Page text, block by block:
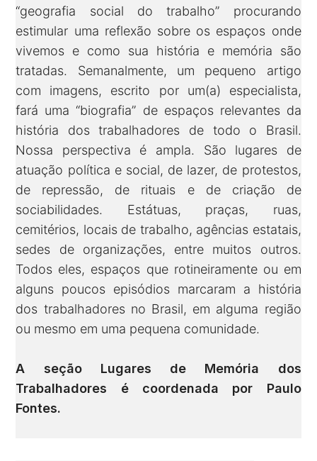
“geografia social do trabalho” procurando
estimular uma reflexão sobre os espaços onde
vivemos e como sua história e memória são
tratadas. Semanalmente, um pequeno artigo
com imagens, escrito por um(a) especialista,
fará uma “biografia” de espaços relevantes da
história dos trabalhadores de todo o Brasil.
Nossa perspectiva é ampla. São lugares de
atuação política e social, de lazer, de protestos,
de repressão, de rituais e de criação de
sociabilidades. Estátuas, praças, ruas,
cemitérios, locais de trabalho, agências estatais,
sedes de organizações, entre muitos outros.
Todos eles, espaços que rotineiramente ou em
alguns poucos episódios marcaram a história
dos trabalhadores no Brasil, em alguma região
ou mesmo em uma pequena comunidade.
A seção Lugares de Memória dos
Trabalhadores é coordenada por Paulo
Fontes.